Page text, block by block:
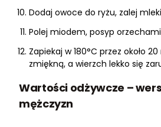
Dodaj owoce do ryżu, zalej
Polej miodem, posyp
Zapiekaj w 180°C przez około
zmiękną, a wierzch lekko się
Wartości odżywcze –
mężczyzn